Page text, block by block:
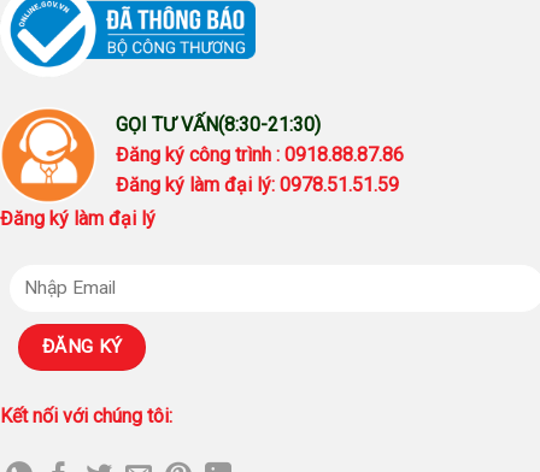
GỌI TƯ VẤN(8:30-21:30)
Đăng ký công trình : 0918.88.87.86
Đăng ký làm đại lý: 0978.51.51.59
Đăng ký làm đại lý
Kết nối với chúng tôi: